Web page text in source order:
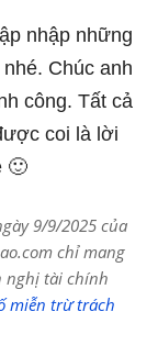
nhập những
Chúc anh
công. Tất cả
coi là lời
🙂
9/9/2025 của
chỉ mang
nghị tài chính
miễn trừ trách